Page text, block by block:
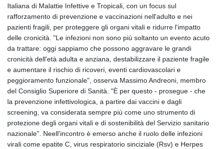
Italiana di Malattie Infettive e Tropicali, con un focus sul
rafforzamento di prevenzione e vaccinazioni nell'adulto e nei
pazienti fragili, per proteggere gli organi vitali e ridurre l'impatto
delle cronicità. "Le infezioni non sono più soltanto un evento acuto
da trattare: oggi sappiamo che possono aggravare le grandi
cronicità dell'età adulta e anziana, destabilizzare il paziente fragile
e aumentare il rischio di ricoveri, eventi cardiovascolari e
peggioramento funzionale", osserva Massimo Andreoni, membro
del Consiglio Superiore di Sanità. "È per questo - prosegue - che
la prevenzione infettivologica, a partire dai vaccini e dagli
screening, va considerata sempre più come uno strumento di
protezione degli organi vitali e di sostenibilità del Servizio sanitario
nazionale". Neell'incontro è emerso anche il ruolo delle infezioni
virali come epatite C, virus respiratorio sinciziale (Rsv) e Herpes